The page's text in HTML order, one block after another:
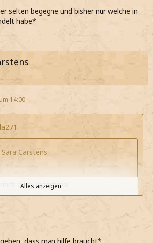
selten begegne und bisher nur welche in
habe*
14:00
Carstens
auch manchmal
Schüler sich wirklich für etwas
Alles anzeigen
dass man hilfe braucht*